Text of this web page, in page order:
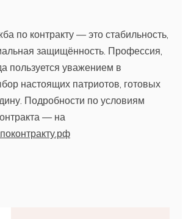
по контракту — это стабильность,
защищённость. Профессия,
пользуется уважением в
настоящих патриотов, готовых
Подробности по условиям
— на